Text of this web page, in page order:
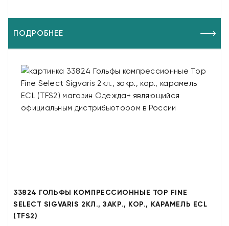
ПОДРОБНЕЕ
33824 ГОЛЬФЫ КОМПРЕССИОННЫЕ TOP FINE
SELECT SIGVARIS 2КЛ., ЗАКР., КОР., КАРАМЕЛЬ ECL
(TFS2)